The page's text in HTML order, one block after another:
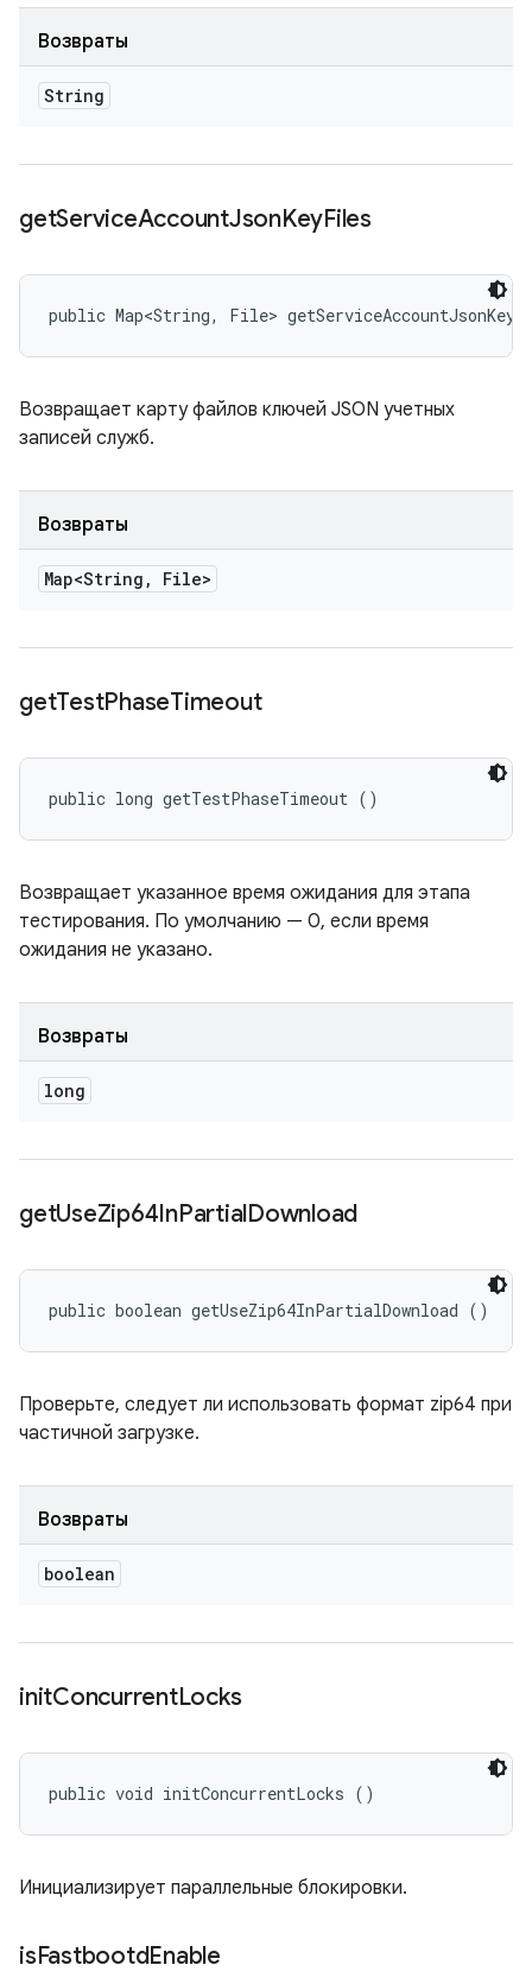
Возвраты
String
getServiceAccountJsonKeyFiles
public Map<String, File>
Возвращает карту файлов ключей JSON учетных
записей служб.
Возвраты
Map<String , File>
getTestPhaseTimeout
public long getTestPhaseTimeout ()
Возвращает указанное время ожидания для этапа
тестирования. По умолчанию — 0, если время
ожидания не указано.
Возвраты
long
getUseZip64InPartialDownload
public boolean getUseZip64InPartialDownload ()
Проверьте, следует ли использовать формат zip64 при
частичной загрузке.
Возвраты
boolean
initConcurrentLocks
public void initConcurrentLocks ()
Инициализирует параллельные блокировки.
isFastbootdEnable